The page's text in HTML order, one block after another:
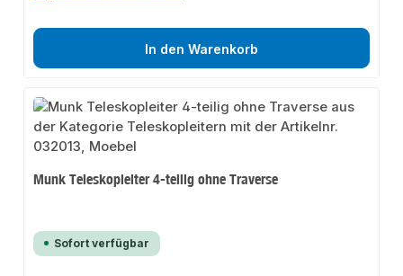
In den Warenkorb
Munk Teleskopleiter 4-teilig ohne Traverse
Sofort verfügbar